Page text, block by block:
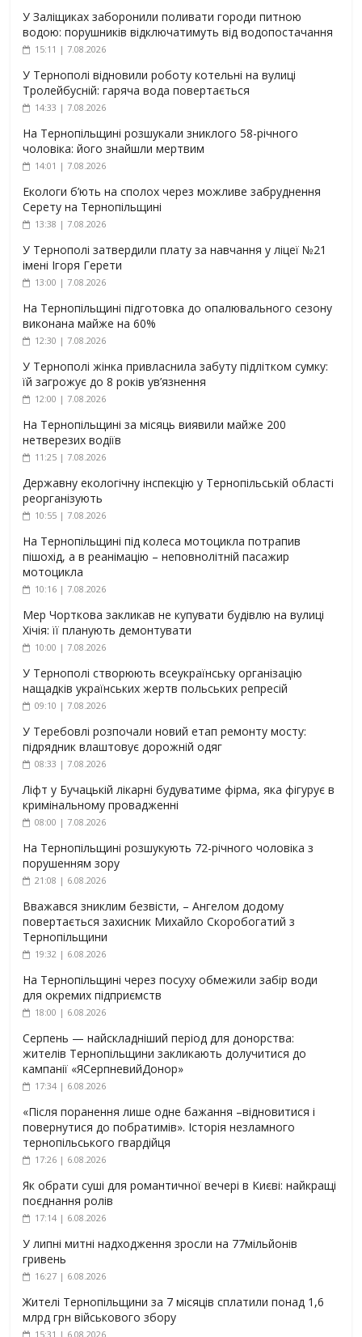
У Заліщиках заборонили поливати городи питною
водою: порушників відключатимуть від водопостачання
15:11 | 7.08.2026
У Тернополі відновили роботу котельні на вулиці
Тролейбусній: гаряча вода повертається
14:33 | 7.08.2026
На Тернопільщині розшукали зниклого 58-річного
чоловіка: його знайшли мертвим
14:01 | 7.08.2026
Екологи б’ють на сполох через можливе забруднення
Серету на Тернопільщині
13:38 | 7.08.2026
У Тернополі затвердили плату за навчання у ліцеї №21
імені Ігоря Герети
13:00 | 7.08.2026
На Тернопільщині підготовка до опалювального сезону
виконана майже на 60%
12:30 | 7.08.2026
У Тернополі жінка привласнила забуту підлітком сумку:
їй загрожує до 8 років ув’язнення
12:00 | 7.08.2026
На Тернопільщині за місяць виявили майже 200
нетверезих водіїв
11:25 | 7.08.2026
Державну екологічну інспекцію у Тернопільській області
реорганізують
10:55 | 7.08.2026
На Тернопільщині під колеса мотоцикла потрапив
пішохід, а в реанімацію – неповнолітній пасажир
мотоцикла
10:16 | 7.08.2026
Мер Чорткова закликав не купувати будівлю на вулиці
Хічія: її планують демонтувати
10:00 | 7.08.2026
У Тернополі створюють всеукраїнську організацію
нащадків українських жертв польських репресій
09:10 | 7.08.2026
У Теребовлі розпочали новий етап ремонту мосту:
підрядник влаштовує дорожній одяг
08:33 | 7.08.2026
Ліфт у Бучацькій лікарні будуватиме фірма, яка фігурує в
кримінальному провадженні
08:00 | 7.08.2026
На Тернопільщині розшукують 72-річного чоловіка з
порушенням зору
21:08 | 6.08.2026
Вважався зниклим безвісти, – Ангелом додому
повертається захисник Михайло Скоробогатий з
Тернопільщини
19:32 | 6.08.2026
На Тернопільщині через посуху обмежили забір води
для окремих підприємств
18:00 | 6.08.2026
Серпень — найскладніший період для донорства:
жителів Тернопільщини закликають долучитися до
кампанії «ЯСерпневийДонор»
17:34 | 6.08.2026
«Після поранення лише одне бажання –відновитися і
повернутися до побратимів». Історія незламного
тернопільського гвардійця
17:26 | 6.08.2026
Як обрати суші для романтичної вечері в Києві: найкращі
поєднання ролів
17:14 | 6.08.2026
У липні митні надходження зросли на 77мільйонів
гривень
16:27 | 6.08.2026
Жителі Тернопільщини за 7 місяців сплатили понад 1,6
млрд грн військового збору
15:31 | 6.08.2026